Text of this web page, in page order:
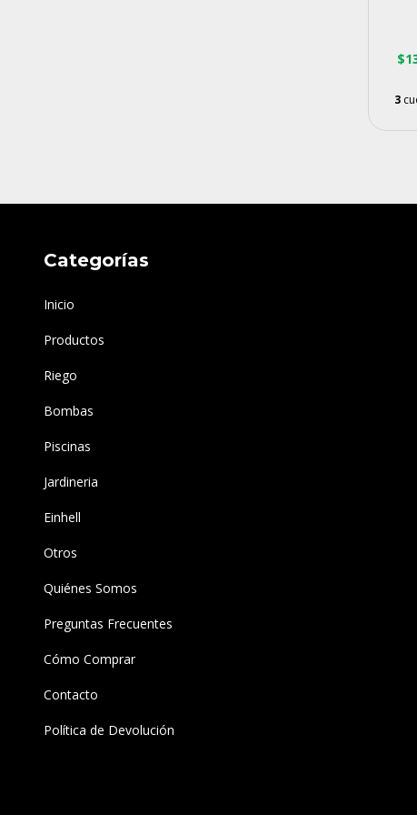
3
Categorías
Inicio
Productos
Riego
Bombas
Piscinas
Jardineria
Einhell
Otros
Quiénes Somos
Preguntas Frecuentes
Cómo Comprar
Contacto
Política de Devolución